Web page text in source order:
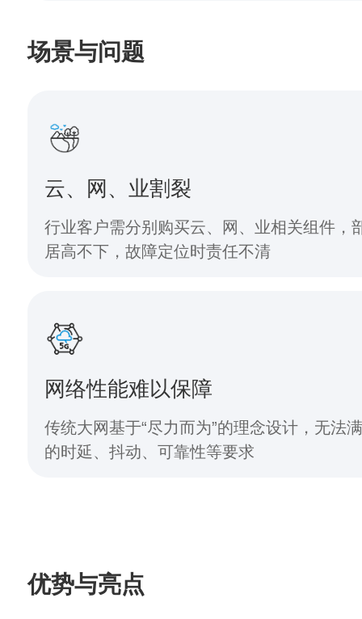
场景与问题
云、网、业割裂
行业客户需分别购买云、网、业相关组件，
居高不下，故障定位时责任不清
网络性能难以保障
传统大网基于“尽力而为”的理念设计，无法
的时延、抖动、可靠性等要求
优势与亮点